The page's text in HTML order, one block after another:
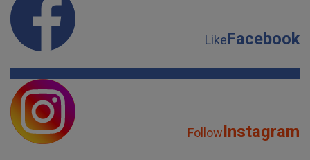
LikeFacebook
FollowInstagram